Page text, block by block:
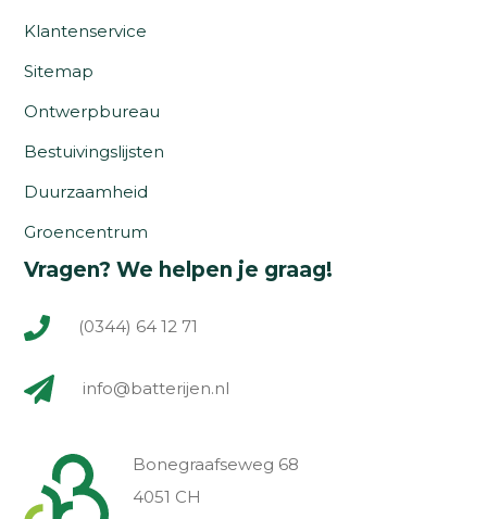
Klantenservice
Sitemap
Ontwerpbureau
Bestuivingslijsten
Duurzaamheid
Groencentrum
Vragen? We helpen je graag!
(0344) 64 12 71
info@batterijen.nl
Bonegraafseweg 68
4051 CH